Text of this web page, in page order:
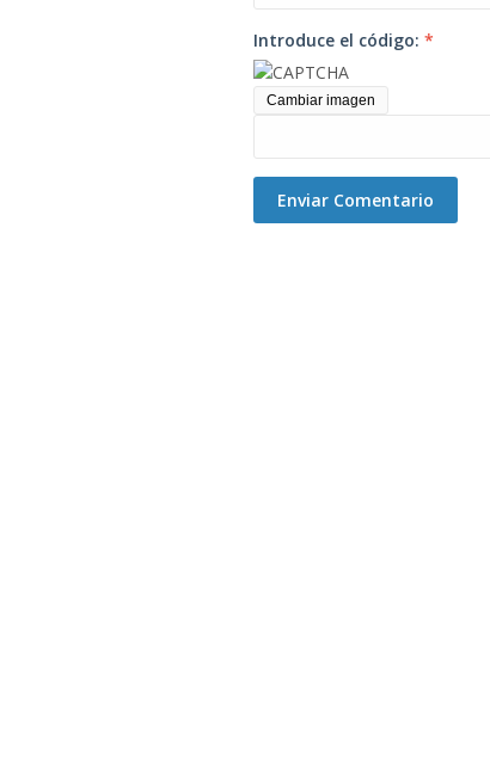
Introduce el código: *
Cambiar imagen
Enviar Comentario